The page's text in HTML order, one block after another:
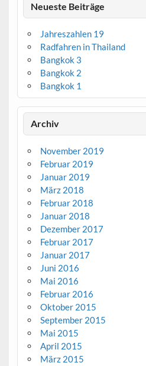
Neueste Beiträge
Jahreszahlen 19
Radfahren in Thailand
Bangkok 3
Bangkok 2
Bangkok 1
Archiv
November 2019
Februar 2019
Januar 2019
März 2018
Februar 2018
Januar 2018
Dezember 2017
Februar 2017
Januar 2017
Juni 2016
Mai 2016
Februar 2016
Oktober 2015
September 2015
Mai 2015
April 2015
März 2015